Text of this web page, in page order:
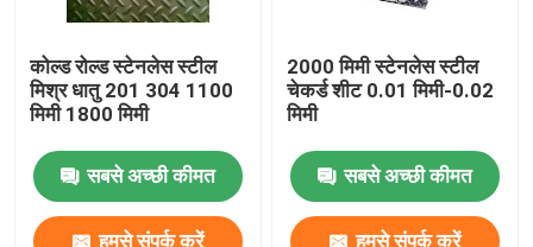
एल्युमिनियम बार
कोल्ड रोल्ड स्टेनलेस स्टील
मिश्र धातु 201 304 1100
मिमी 1800 मिमी
सबसे अच्छी कीमत
हमसे संपर्क करें
2000 मिमी स्टेनलेस स्टील
चेकर्ड शीट 0.01 मिमी-0.02
मिमी
सबसे अच्छी कीमत
हमसे संपर्क करें